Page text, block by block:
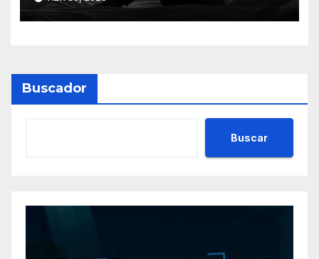
Libertad”
Buscador
Buscar